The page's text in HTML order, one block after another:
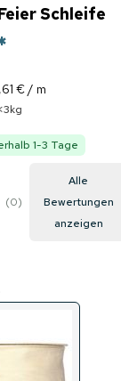
Schleife
€ / m
1-3 Tage
0
Alle
Bewertungen
anzeigen